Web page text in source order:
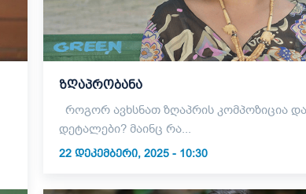
ზღაპრობანა
დეტალები? მაინც რა...
22 ᲓᲔᲙᲔᲛᲑᲔᲠᲘ, 2025 - 10:30